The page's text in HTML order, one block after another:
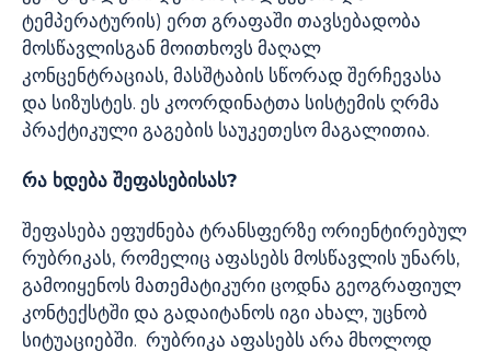
ტემპერატურის) ერთ გრაფაში თავსებადობა
მოსწავლისგან მოითხოვს მაღალ
კონცენტრაციას, მასშტაბის სწორად შერჩევასა
და სიზუსტეს. ეს კოორდინატთა სისტემის ღრმა
პრაქტიკული გაგების საუკეთესო მაგალითია.
რა ხდება შეფასებისას?
შეფასება ეფუძნება ტრანსფერზე ორიენტირებულ
რუბრიკას, რომელიც აფასებს მოსწავლის უნარს,
გამოიყენოს მათემატიკური ცოდნა გეოგრაფიულ
კონტექსტში და გადაიტანოს იგი ახალ, უცნობ
სიტუაციებში. რუბრიკა აფასებს არა მხოლოდ